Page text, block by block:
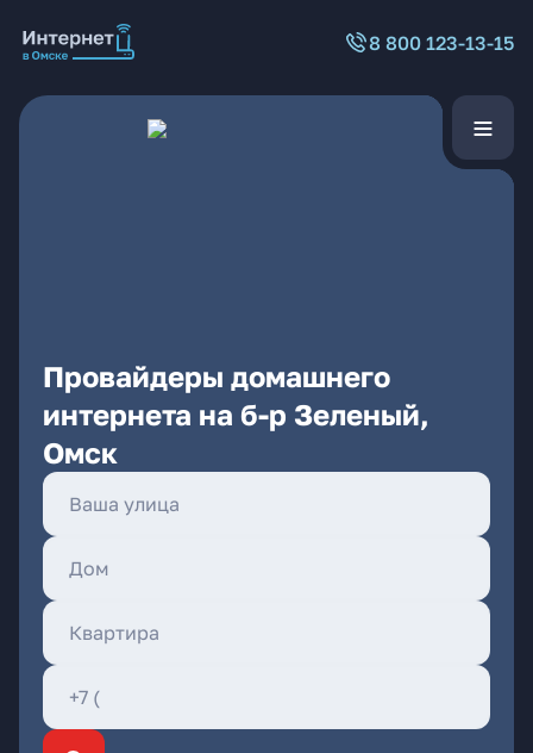
8 800 123-13-15
Провайдеры домашнего
интернета на б-р Зеленый,
Омск